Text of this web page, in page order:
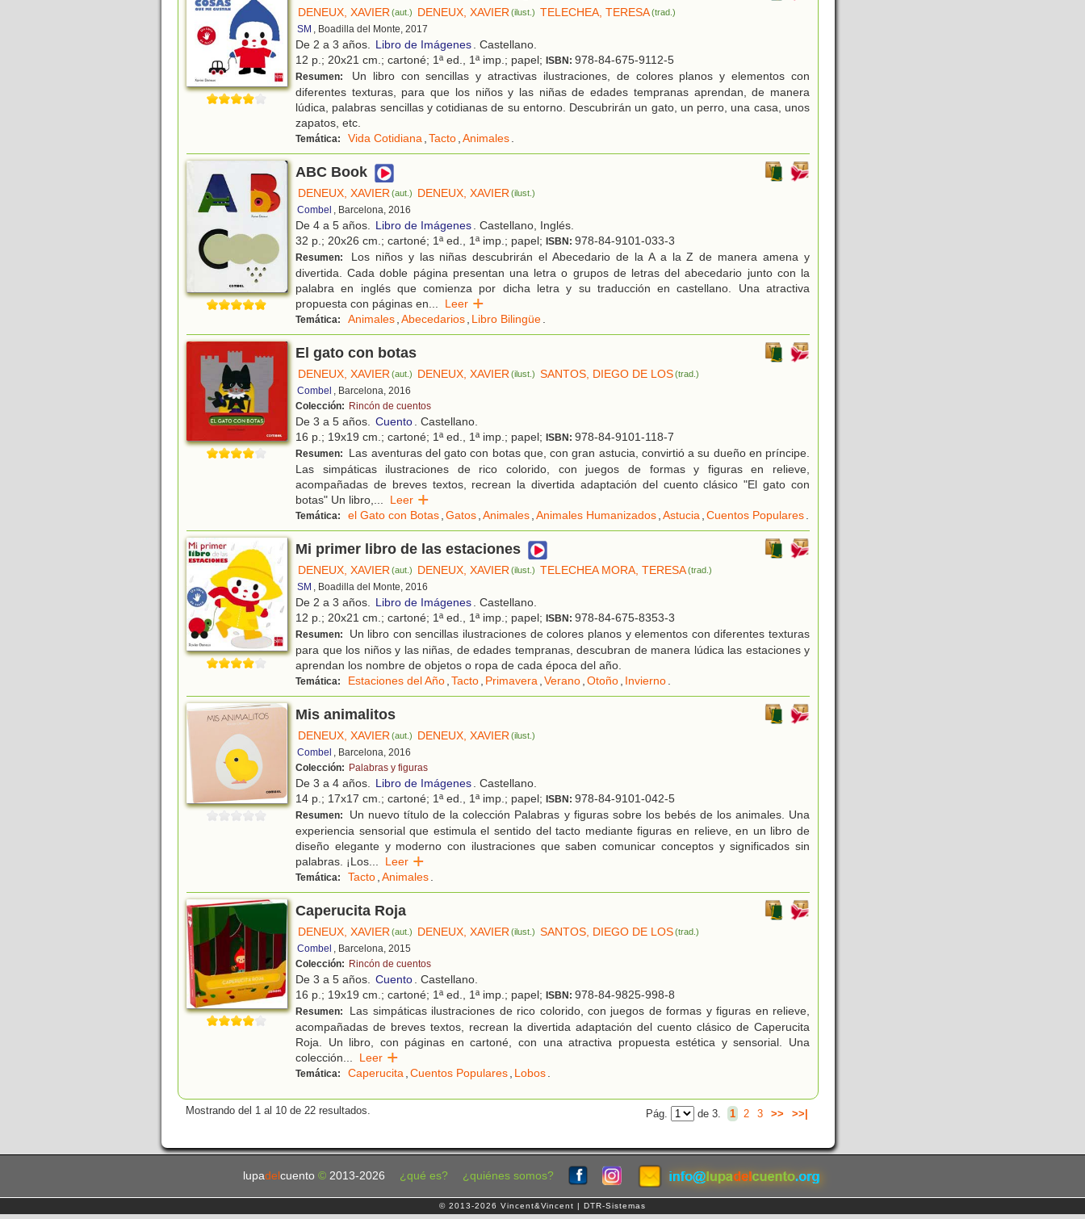
DENEUX, XAVIER (aut.) DENEUX, XAVIER (ilust.) TELECHEA, TERESA (trad.)
SM , Boadilla del Monte, 2017
De 2 a 3 años. Libro de Imágenes
. Castellano.
12 p.; 20x21 cm.; cartoné; 1ª ed., 1ª imp.; papel; ISBN: 978-84-675-9112-5
Resumen:
Un libro con sencillas y atractivas ilustraciones, de colores planos y elementos con
diferentes texturas, para que los niños y las niñas de edades tempranas aprendan, de manera
lúdica, palabras sencillas y cotidianas de su entorno. Descubrirán un gato, un perro, una casa, unos
zapatos, etc.
Temática: Vida Cotidiana Tacto Animales
ABC Book
DENEUX, XAVIER (aut.) DENEUX, XAVIER (ilust.)
Combel , Barcelona, 2016
De 4 a 5 años. Libro de Imágenes
. Castellano, Inglés.
32 p.; 20x26 cm.; cartoné; 1ª ed., 1ª imp.; papel; ISBN: 978-84-9101-033-3
Resumen:
Los niños y las niñas descubrirán el Abecedario de la A a la Z de manera amena y
divertida. Cada doble página presentan una letra o grupos de letras del abecedario junto con la
palabra en inglés que comienza por dicha letra y su traducción en castellano. Una atractiva
propuesta con páginas en
Leer
Temática: Animales Abecedarios Libro Bilingüe
El gato con botas
DENEUX, XAVIER (aut.) DENEUX, XAVIER (ilust.) SANTOS, DIEGO DE LOS (trad.)
Combel
, Barcelona, 2016
Colección: Rincón de cuentos
De 3 a 5 años. Cuento
. Castellano.
16 p.; 19x19 cm.; cartoné; 1ª ed., 1ª imp.; papel; ISBN: 978-84-9101-118-7
Resumen:
Las aventuras del gato con botas que, con gran astucia, convirtió a su dueño en príncipe.
Las simpáticas ilustraciones de rico colorido, con juegos de formas y figuras en relieve,
acompañadas de breves textos, recrean la divertida adaptación del cuento clásico "El gato con
botas" Un libro,
Leer
Temática: el Gato con Botas Gatos Animales Animales Humanizados Astucia Cuentos Populares
Mi primer libro de las estaciones
DENEUX, XAVIER (aut.) DENEUX, XAVIER (ilust.) TELECHEA MORA, TERESA (trad.)
SM , Boadilla del Monte, 2016
De 2 a 3 años. Libro de Imágenes
. Castellano.
12 p.; 20x21 cm.; cartoné; 1ª ed., 1ª imp.; papel; ISBN: 978-84-675-8353-3
Resumen:
Un libro con sencillas ilustraciones de colores planos y elementos con diferentes texturas
para que los niños y las niñas, de edades tempranas, descubran de manera lúdica las estaciones y
aprendan los nombre de objetos o ropa de cada época del año.
Temática: Estaciones del Año Tacto Primavera Verano Otoño Invierno
Mis animalitos
DENEUX, XAVIER (aut.) DENEUX, XAVIER (ilust.)
Combel
, Barcelona, 2016
Colección: Palabras y figuras
De 3 a 4 años. Libro de Imágenes
. Castellano.
14 p.; 17x17 cm.; cartoné; 1ª ed., 1ª imp.; papel; ISBN: 978-84-9101-042-5
Resumen:
Un nuevo título de la colección Palabras y figuras sobre los bebés de los animales. Una
experiencia sensorial que estimula el sentido del tacto mediante figuras en relieve, en un libro de
diseño elegante y moderno con ilustraciones que saben comunicar conceptos y significados sin
palabras. ¡Los
Leer
Temática: Tacto Animales
Caperucita Roja
DENEUX, XAVIER (aut.) DENEUX, XAVIER (ilust.) SANTOS, DIEGO DE LOS (trad.)
Combel
, Barcelona, 2015
Colección: Rincón de cuentos
De 3 a 5 años. Cuento
. Castellano.
16 p.; 19x19 cm.; cartoné; 1ª ed., 1ª imp.; papel; ISBN: 978-84-9825-998-8
Resumen:
Las simpáticas ilustraciones de rico colorido, con juegos de formas y figuras en relieve,
acompañadas de breves textos, recrean la divertida adaptación del cuento clásico de Caperucita
Roja. Un libro, con páginas en cartoné, con una atractiva propuesta estética y sensorial. Una
colección
Leer
Temática: Caperucita Cuentos Populares Lobos
Mostrando del 1 al 10 de 22 resultados. Pág. de 3. 1 2 3 >> >>|
lupadelcuento © 2013-2026 ¿qué es? ¿quiénes somos?
© 2013-2026 Vincent&Vincent | DTR-Sistemas